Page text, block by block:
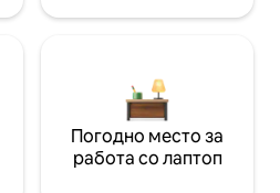
Погодно место за
работа со лаптоп